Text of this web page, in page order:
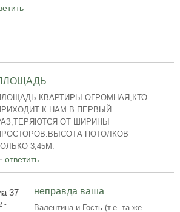
КВАРТИРЫ ОГРОМНАЯ,КТО
К НАМ В ПЕРВЫЙ
ОТ ШИРИНЫ
ПОТОЛКОВ
3,45М.
ответить
37
-
неправда ваша
Валентина и Гость (т.е. та же